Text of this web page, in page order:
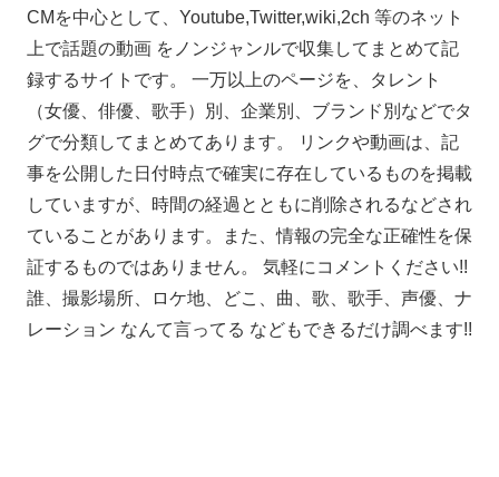
CMを中心として、Youtube,Twitter,wiki,2ch 等のネット
上で話題の動画 をノンジャンルで収集してまとめて記
録するサイトです。 一万以上のページを、タレント
（女優、俳優、歌手）別、企業別、ブランド別などでタ
グで分類してまとめてあります。 リンクや動画は、記
事を公開した日付時点で確実に存在しているものを掲載
していますが、時間の経過とともに削除されるなどされ
ていることがあります。また、情報の完全な正確性を保
証するものではありません。 気軽にコメントください!!
誰、撮影場所、ロケ地、どこ、曲、歌、歌手、声優、ナ
レーション なんて言ってる などもできるだけ調べます!!